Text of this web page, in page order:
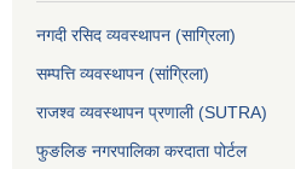
नगदी रसिद व्यवस्थापन (साग्रिला)
सम्पत्ति व्यवस्थापन (सांग्रिला)
राजश्व व्यवस्थापन प्रणाली (SUTRA)
फुङलिङ नगरपालिका करदाता पोर्टल